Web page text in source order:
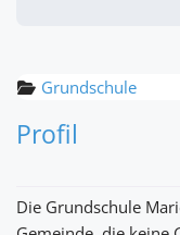
Grundschule
Profil
Die Grundschule